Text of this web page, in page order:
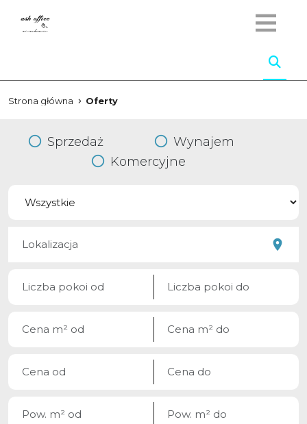
Strona główna Oferty
Sprzedaż
Wynajem
Komercyjne